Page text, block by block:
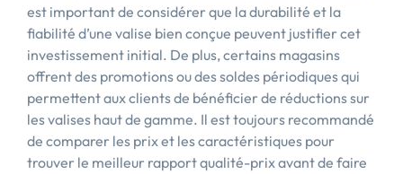
est important de considérer que la durabilité et la
fiabilité d’une valise bien conçue peuvent justifier cet
investissement initial. De plus, certains magasins
offrent des promotions ou des soldes périodiques qui
permettent aux clients de bénéficier de réductions sur
les valises haut de gamme. Il est toujours recommandé
de comparer les prix et les caractéristiques pour
trouver le meilleur rapport qualité-prix avant de faire